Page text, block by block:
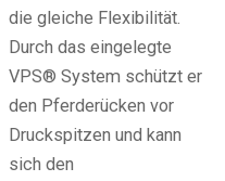
die gleiche Flexibilität.
Durch das eingelegte
VPS® System schützt er
den Pferderücken vor
Druckspitzen und kann
sich den